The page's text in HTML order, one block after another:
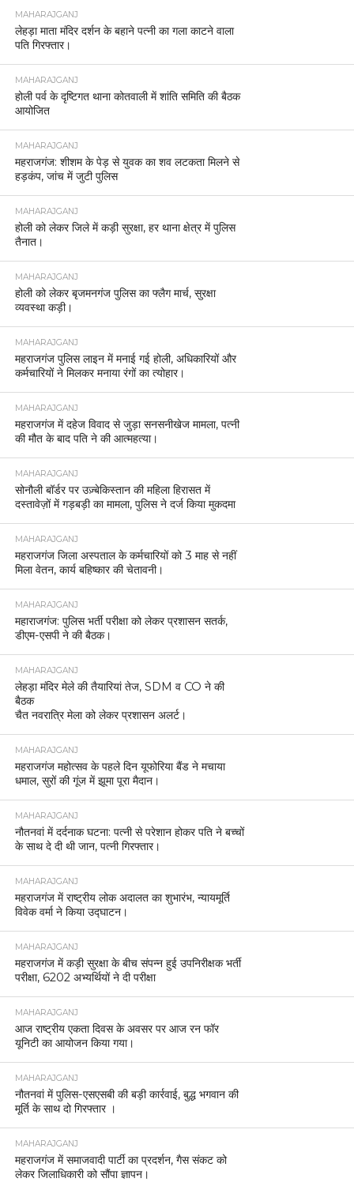
MAHARAJGANJ
लेहड़ा माता मंदिर दर्शन के बहाने पत्नी का गला काटने वाला
पति गिरफ्तार।
MAHARAJGANJ
होली पर्व के दृष्टिगत थाना कोतवाली में शांति समिति की बैठक
आयोजित
MAHARAJGANJ
महराजगंज: शीशम के पेड़ से युवक का शव लटकता मिलने से
हड़कंप, जांच में जुटी पुलिस
MAHARAJGANJ
होली को लेकर जिले में कड़ी सुरक्षा, हर थाना क्षेत्र में पुलिस
तैनात।
MAHARAJGANJ
होली को लेकर बृजमनगंज पुलिस का फ्लैग मार्च, सुरक्षा
व्यवस्था कड़ी।
MAHARAJGANJ
महराजगंज पुलिस लाइन में मनाई गई होली, अधिकारियों और
कर्मचारियों ने मिलकर मनाया रंगों का त्योहार।
MAHARAJGANJ
महराजगंज में दहेज विवाद से जुड़ा सनसनीखेज मामला, पत्नी
की मौत के बाद पति ने की आत्महत्या।
MAHARAJGANJ
सोनौली बॉर्डर पर उज़्बेकिस्तान की महिला हिरासत में
दस्तावेज़ों में गड़बड़ी का मामला, पुलिस ने दर्ज किया मुकदमा
MAHARAJGANJ
महराजगंज जिला अस्पताल के कर्मचारियों को 3 माह से नहीं
मिला वेतन, कार्य बहिष्कार की चेतावनी।
MAHARAJGANJ
महाराजगंज: पुलिस भर्ती परीक्षा को लेकर प्रशासन सतर्क,
डीएम-एसपी ने की बैठक।
MAHARAJGANJ
लेहड़ा मंदिर मेले की तैयारियां तेज, SDM व CO ने की
बैठक
चैत नवरात्रि मेला को लेकर प्रशासन अलर्ट।
MAHARAJGANJ
महराजगंज महोत्सव के पहले दिन यूफोरिया बैंड ने मचाया
धमाल, सुरों की गूंज में झूमा पूरा मैदान।
MAHARAJGANJ
नौतनवां में दर्दनाक घटना: पत्नी से परेशान होकर पति ने बच्चों
के साथ दे दी थी जान, पत्नी गिरफ्तार।
MAHARAJGANJ
महराजगंज में राष्ट्रीय लोक अदालत का शुभारंभ, न्यायमूर्ति
विवेक वर्मा ने किया उद्घाटन।
MAHARAJGANJ
महराजगंज में कड़ी सुरक्षा के बीच संपन्न हुई उपनिरीक्षक भर्ती
परीक्षा, 6202 अभ्यर्थियों ने दी परीक्षा
MAHARAJGANJ
आज राष्ट्रीय एकता दिवस के अवसर पर आज रन फॉर
यूनिटी का आयोजन किया गया।
MAHARAJGANJ
नौतनवां में पुलिस-एसएसबी की बड़ी कार्रवाई, बुद्ध भगवान की
मूर्ति के साथ दो गिरफ्तार ।
MAHARAJGANJ
महराजगंज में समाजवादी पार्टी का प्रदर्शन, गैस संकट को
लेकर जिलाधिकारी को सौंपा ज्ञापन।